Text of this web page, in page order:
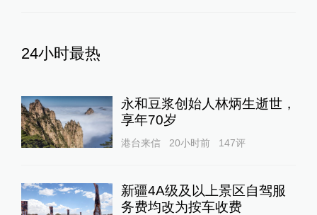
24小时最热
永和豆浆创始人林炳生逝世，
享年70岁
港台来信 20小时前 147评
新疆4A级及以上景区自驾服
务费均改为按车收费